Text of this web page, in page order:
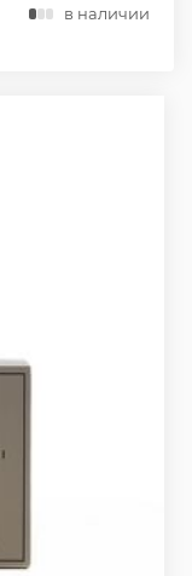
в наличии